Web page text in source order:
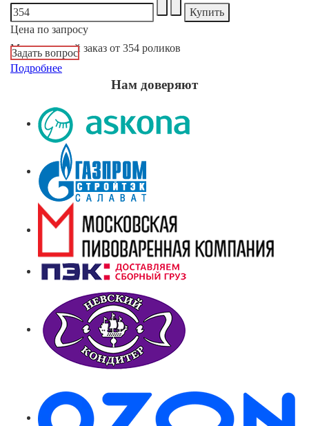
Цена по запросу
Минимальный заказ от 354 роликов
Задать вопрос
Подробнее
Нам доверяют